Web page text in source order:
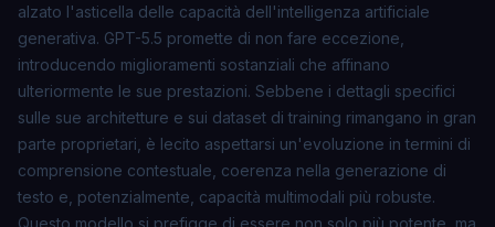
alzato l'asticella delle capacità dell'intelligenza artificiale
generativa. GPT-5.5 promette di non fare eccezione,
introducendo miglioramenti sostanziali che affinano
ulteriormente le sue prestazioni. Sebbene i dettagli specifici
sulle sue architetture e sui dataset di training rimangano in gran
parte proprietari, è lecito aspettarsi un'evoluzione in termini di
comprensione contestuale, coerenza nella generazione di
testo e, potenzialmente, capacità multimodali più robuste.
Questo modello si prefigge di essere non solo più potente, ma